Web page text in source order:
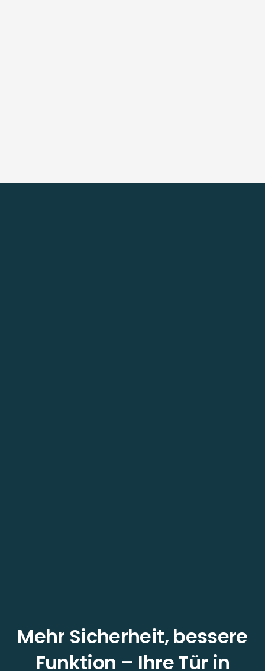
Mehr Sicherheit, bessere
Funktion – Ihre Tür in